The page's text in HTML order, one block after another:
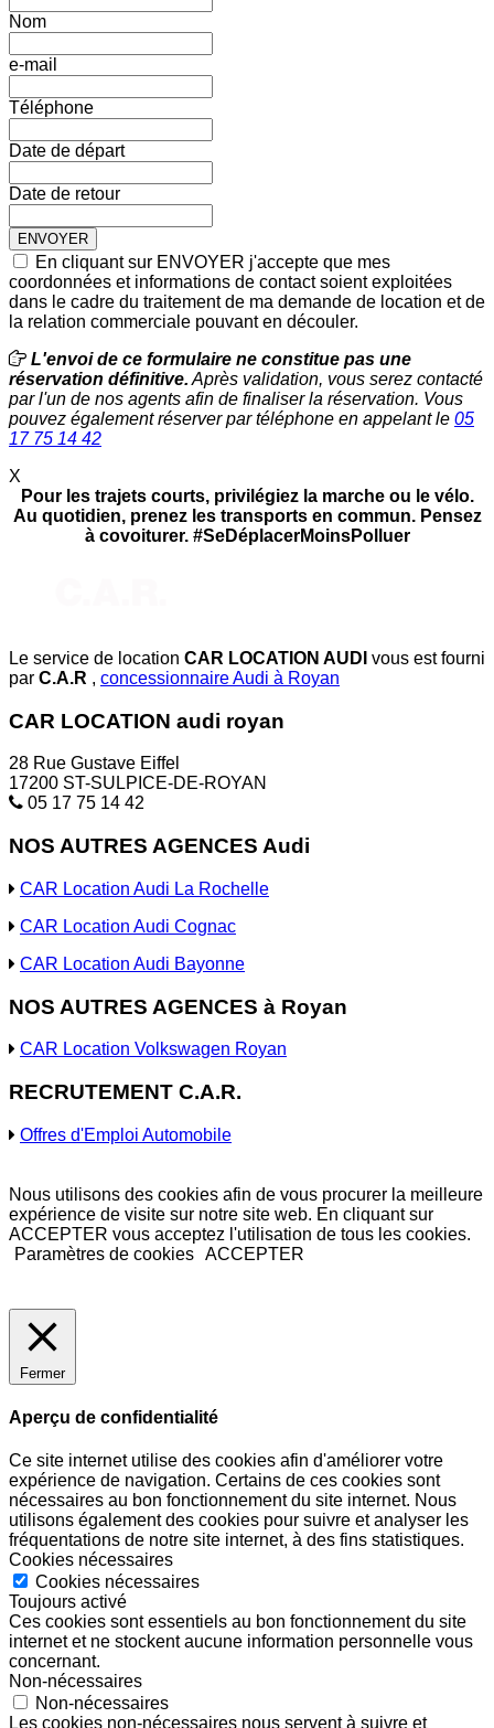
Nom
e-mail
Téléphone
Date de départ
Date de retour
En cliquant sur ENVOYER j'accepte que mes
coordonnées et informations de contact soient exploitées
dans le cadre du traitement de ma demande de location et de
la relation commerciale pouvant en découler.
L'envoi de ce formulaire ne constitue pas une
réservation définitive. Après validation, vous serez contacté
par l'un de nos agents afin de finaliser la réservation. Vous
pouvez également réserver par téléphone en appelant le 05
17 75 14 42
X
Pour les trajets courts, privilégiez la marche ou le vélo.
Au quotidien, prenez les transports en commun. Pensez
à covoiturer. #SeDéplacerMoinsPolluer
Le service de location CAR LOCATION AUDI vous est fourni
par C.A.R , concessionnaire Audi à Royan
CAR LOCATION audi royan
28 Rue Gustave Eiffel
17200 ST-SULPICE-DE-ROYAN
05 17 75 14 42
NOS AUTRES AGENCES Audi
CAR Location Audi La Rochelle
CAR Location Audi Cognac
CAR Location Audi Bayonne
NOS AUTRES AGENCES à Royan
CAR Location Volkswagen Royan
RECRUTEMENT C.A.R.
Offres d'Emploi Automobile
Nous utilisons des cookies afin de vous procurer la meilleure
expérience de visite sur notre site web. En cliquant sur
ACCEPTER vous acceptez l'utilisation de tous les cookies.
Paramètres de cookies ACCEPTER
Fermer
Aperçu de confidentialité
Ce site internet utilise des cookies afin d'améliorer votre
expérience de navigation. Certains de ces cookies sont
nécessaires au bon fonctionnement du site internet. Nous
utilisons également des cookies pour suivre et analyser les
fréquentations de notre site internet, à des fins statistiques.
Cookies nécessaires
Cookies nécessaires
Toujours activé
Ces cookies sont essentiels au bon fonctionnement du site
internet et ne stockent aucune information personnelle vous
concernant.
Non-nécessaires
Non-nécessaires
Les cookies non-nécessaires nous servent à suivre et